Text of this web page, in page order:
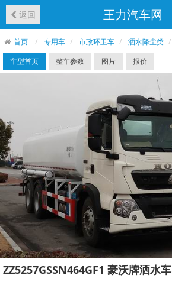
返回 王力汽车网
首页 专用车 市政环卫车 洒水降尘类
车型首页
整车参数 图片 报价
ZZ5257GSSN464GF1 豪沃牌洒水车